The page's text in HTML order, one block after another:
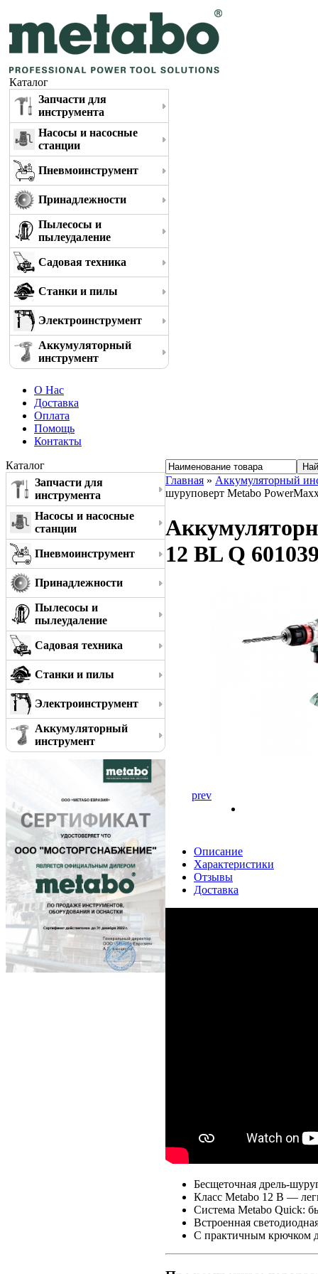
Каталог
Запчасти для
инструмента
Насосы и насосные
станции
Пневмоинструмент
Принадлежности
Пылесосы и
пылеудаление
Садовая техника
Станки и пилы
Электроинструмент
Аккумуляторный
инструмент
О Нас
Доставка
Оплата
Помощь
Контакты
Каталог
Запчасти для
инструмента
Насосы и насосные
станции
Пневмоинструмент
Принадлежности
Пылесосы и
пылеудаление
Садовая техника
Станки и пилы
Электроинструмент
Аккумуляторный
инструмент
Главная » Аккумуляторный
шуруповерт Metabo
12 BL Q
prev
Описание
Характеристики
Отзывы
Доставка
Бесщеточная дрель-
Класс Metabo 12 В —
Система Metabo Quick:
Встроенная
С практичным крючком